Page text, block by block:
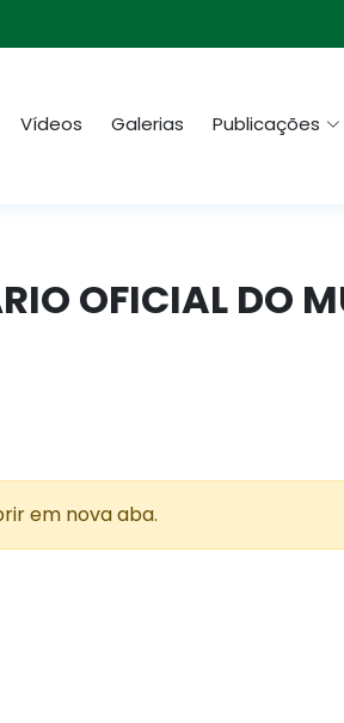
Vídeos Galerias Publicações
OFICIAL DO
em nova aba.